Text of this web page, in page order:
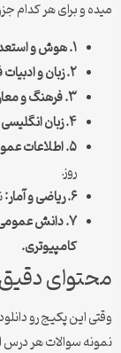
میده و برای هر
۱. هوش و استعداد تحصیلی:
۲. زبان و ادبیات فارسی:
۳. فرهنگ و معارف اسلامی:
۴. زبان انگلیسی عمومی:
۵. اطلاعات عمومی و حقوق اساسی:
روز.
۶. ریاضی و آمار:
کامپیوتری.
محتوای
نمونه سوالات هر